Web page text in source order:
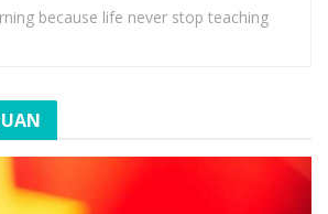
because life never stop teaching